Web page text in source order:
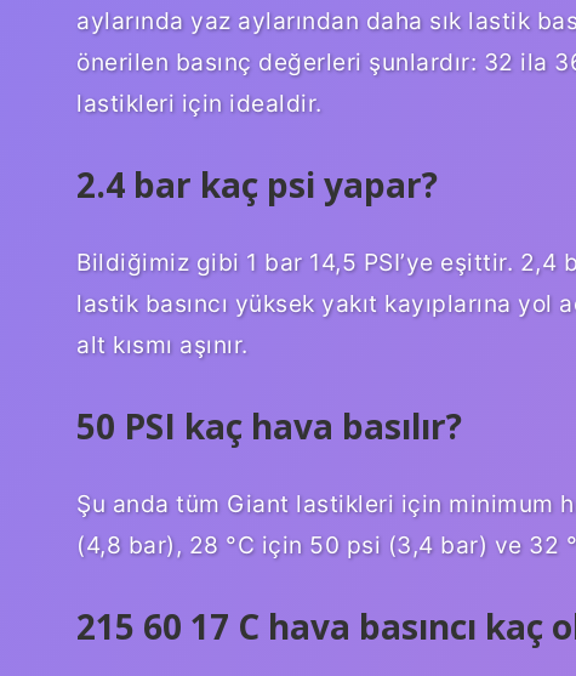
aylarında yaz aylarından daha sık lastik
önerilen basınç değerleri şunlardır: 32 ila
lastikleri için idealdir.
2.4 bar kaç psi yapar?
Bildiğimiz gibi 1 bar 14,5 PSI’ye eşittir.
lastik basıncı yüksek yakıt kayıplarına
alt kısmı aşınır.
50 PSI kaç hava basılır?
Şu anda tüm Giant lastikleri için minimum
(4,8 bar), 28 °C için 50 psi (3,4 bar) ve 32
215 60 17 C hava basıncı kaç